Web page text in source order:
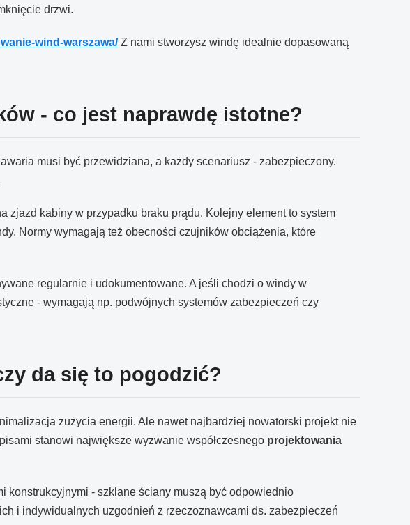
drzwi.
wind-warszawa/Z nami stworzysz windę idealnie dopasowaną
- co jest naprawdę istotne?
musi być przewidziana, a każdy scenariusz - zabezpieczony.
kabiny w przypadku braku prądu. Kolejny element to system
Normy wymagają też obecności czujników obciążenia, które
regularnie i udokumentowane. A jeśli chodzi o windy w
- wymagają np. podwójnych systemów zabezpieczeń czy
da się to pogodzić?
zużycia energii. Ale nawet najbardziej nowatorski projekt nie
stanowi największe wyzwanie współczesnego projektowania
konstrukcyjnymi - szklane ściany muszą być odpowiednio
i indywidualnych uzgodnień z rzeczoznawcami ds. zabezpieczeń